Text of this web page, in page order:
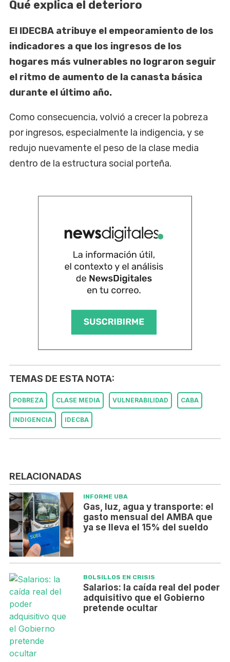
Qué explica el deterioro
El IDECBA atribuye el empeoramiento de los
indicadores a que los ingresos de los
hogares más vulnerables no lograron seguir
el ritmo de aumento de la canasta básica
durante el último año.
Como consecuencia, volvió a crecer la pobreza
por ingresos, especialmente la indigencia, y se
redujo nuevamente el peso de la clase media
dentro de la estructura social porteña.
TEMAS DE ESTA NOTA:
POBREZA CLASE MEDIA VULNERABILIDAD CABA
INDIGENCIA IDECBA
RELACIONADAS
INFORME UBA
Gas, luz, agua y transporte: el
gasto mensual del AMBA que
ya se lleva el 15% del sueldo
BOLSILLOS EN CRISIS
Salarios: la caída real del poder
adquisitivo que el Gobierno
pretende ocultar